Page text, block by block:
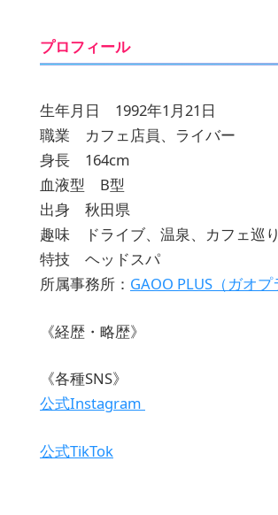
プロフィール
生年月日 1992年1月21日
職業 カフェ店員、ライバー
身長 164cm
血液型 B型
出身 秋田県
趣味 ドライブ、温泉、カフェ巡り
特技 ヘッドスパ
所属事務所： GAOO PLUS（ガオプ
《経歴・略歴》
《各種SNS》
公式Instagram
公式TikTok